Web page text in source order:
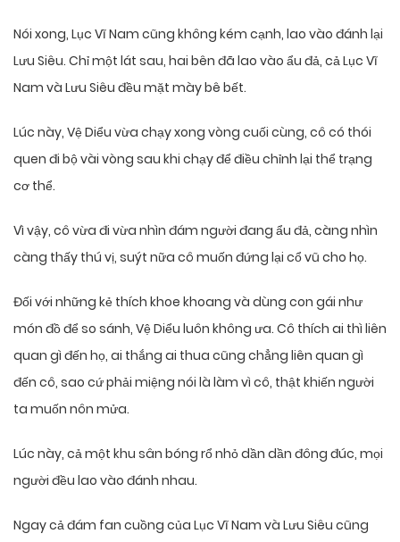
Nói xong, Lục Vĩ Nam cũng không kém cạnh, lao vào đánh lại
Lưu Siêu. Chỉ một lát sau, hai bên đã lao vào ẩu đả, cả Lục Vĩ
Nam và Lưu Siêu đều mặt mày bê bết.
Lúc này, Vệ Diểu vừa chạy xong vòng cuối cùng, cô có thói
quen đi bộ vài vòng sau khi chạy để điều chỉnh lại thể trạng
cơ thể.
Vì vậy, cô vừa đi vừa nhìn đám người đang ẩu đả, càng nhìn
càng thấy thú vị, suýt nữa cô muốn đứng lại cổ vũ cho họ.
Đối với những kẻ thích khoe khoang và dùng con gái như
món đồ để so sánh, Vệ Diểu luôn không ưa. Cô thích ai thì liên
quan gì đến họ, ai thắng ai thua cũng chẳng liên quan gì
đến cô, sao cứ phải miệng nói là làm vì cô, thật khiến người
ta muốn nôn mửa.
Lúc này, cả một khu sân bóng rổ nhỏ dần dần đông đúc, mọi
người đều lao vào đánh nhau.
Ngay cả đám fan cuồng của Lục Vĩ Nam và Lưu Siêu cũng